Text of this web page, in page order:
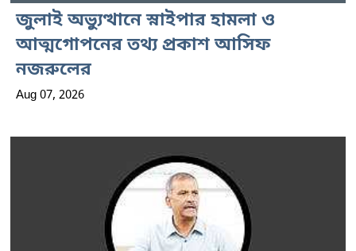
জুলাই অভ্যুত্থানে স্নাইপার হামলা ও
আত্মগোপনের তথ্য প্রকাশ আসিফ
নজরুলের
Aug 07, 2026